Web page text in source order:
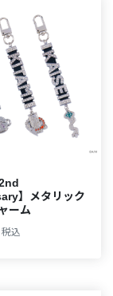
】メタリック
ーム
税込